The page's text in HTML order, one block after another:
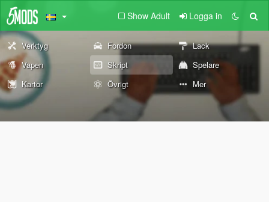
Show Adult Logga in
Verktyg Fordon
Lack
Vapen
Skript
Spelare
Kartor
Övrigt Mer